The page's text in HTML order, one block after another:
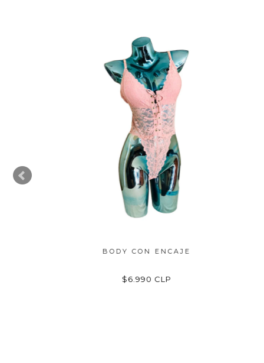
BODY CON ENCAJE
$6.990 CLP